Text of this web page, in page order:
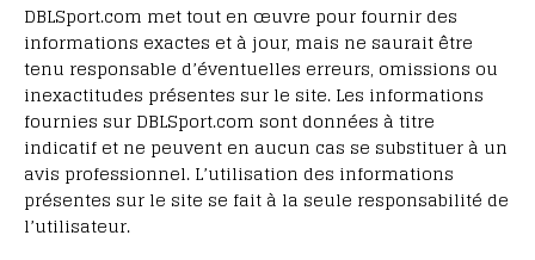
DBLSport.com met tout en œuvre pour fournir des
informations exactes et à jour, mais ne saurait être
tenu responsable d’éventuelles erreurs, omissions ou
inexactitudes présentes sur le site. Les informations
fournies sur DBLSport.com sont données à titre
indicatif et ne peuvent en aucun cas se substituer à un
avis professionnel. L’utilisation des informations
présentes sur le site se fait à la seule responsabilité de
l’utilisateur.